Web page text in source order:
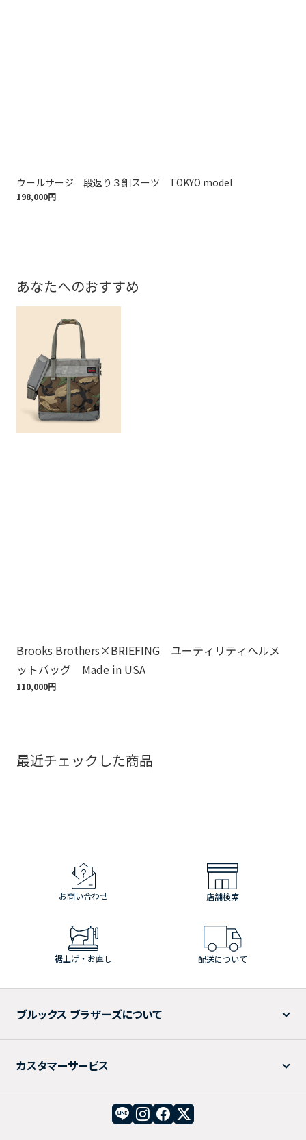
ウールサージ 段返り３釦スーツ TOKYO model
198,000円
あなたへのおすすめ
Brooks Brothers×BRIEFING ユーティリティヘルメ
ットバッグ Made in USA
110,000円
最近チェックした商品
お問い合わせ 店舗検索
裾上げ・お直し 配送について
ブルックス ブラザーズについて
カスタマーサービス